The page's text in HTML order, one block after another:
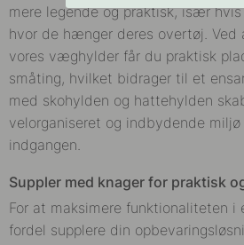
mere legende og praktisk, især
hvor de hænger deres overtøj. Ved
vores væghylder får du praktisk
småting, hvilket bidrager til et
med skohylden og hattehylden
velorganiseret og indbydende
indgangen.
Suppler med knager for praktisk
For at maksimere funktionaliteten i
fordel supplere din